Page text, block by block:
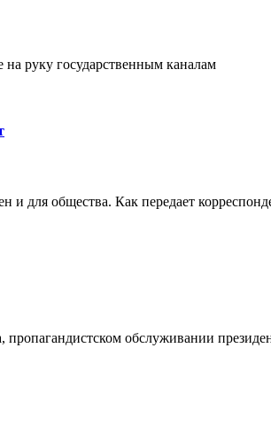
руку государственным каналам
и для общества. Как передает
обслуживании